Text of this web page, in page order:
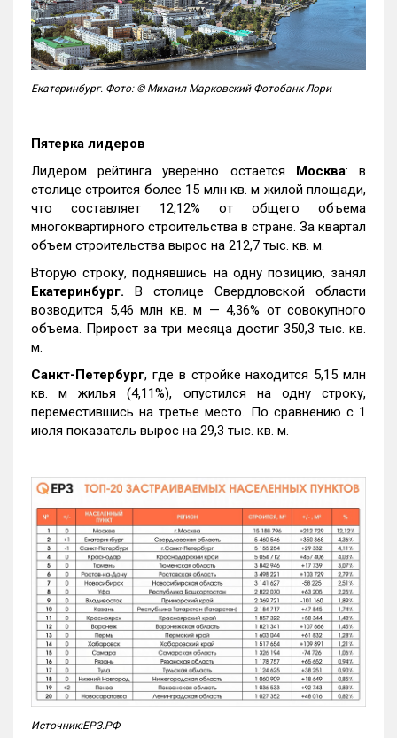
Екатеринбург. Фото: © Михаил Марковский Фотобанк Лори
Пятерка лидеров
Лидером рейтинга уверенно остается Москва: в
столице строится более 15 млн кв. м жилой площади,
что составляет 12,12% от общего объема
многоквартирного строительства в стране. За квартал
объем строительства вырос на 212,7 тыс. кв. м.
Вторую строку, поднявшись на одну позицию, занял
Екатеринбург. В столице Свердловской области
возводится 5,46 млн кв. м — 4,36% от совокупного
объема. Прирост за три месяца достиг 350,3 тыс. кв.
м.
Санкт-Петербург, где в стройке находится 5,15 млн
кв. м жилья (4,11%), опустился на одну строку,
переместившись на третье место. По сравнению с 1
июля показатель вырос на 29,3 тыс. кв. м.
Источник:ЕРЗ.РФ